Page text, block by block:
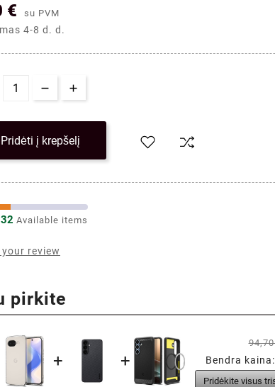
€ su PVM
4-8 d. d.
Pridėti į krepšelį
32 Available items
review
pirkite
+ +
Bendra kaina:
Pridėkite visus